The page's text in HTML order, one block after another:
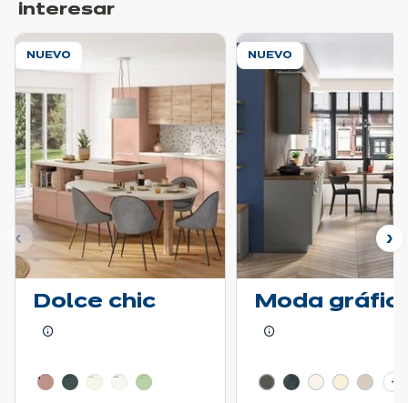
interesar
NUEVO
Dolce chic
Más información - Mostrar los detalles del precio
NUEVO
Moda
Más información -
+ 3